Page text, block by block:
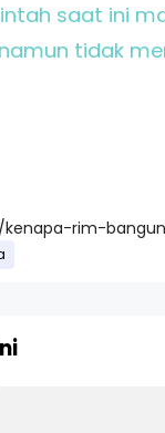
saat ini
tidak
rim-